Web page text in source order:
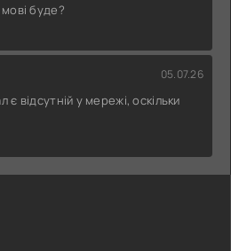
мові буде?
05.07.26
є відсутній у мережі, оскільки